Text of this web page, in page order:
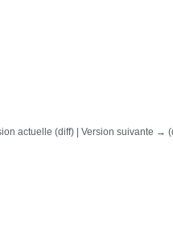
actuelle (diff) | Version suivante →